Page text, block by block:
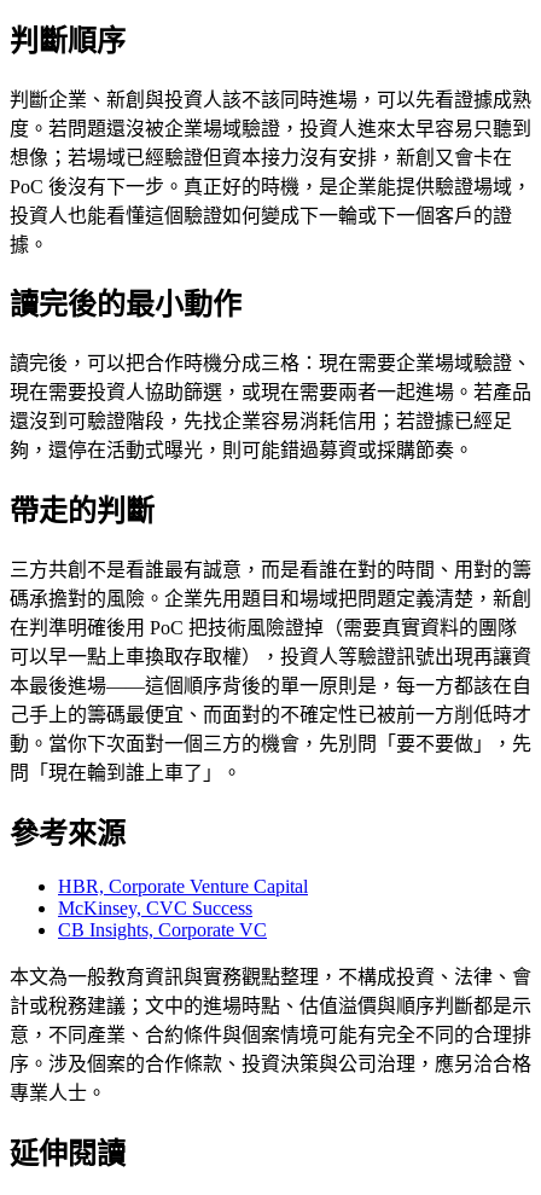
判斷順序
判斷企業、新創與投資人該不該同時進場，可以先看證據成熟
度。若問題還沒被企業場域驗證，投資人進來太早容易只聽到
想像；若場域已經驗證但資本接力沒有安排，新創又會卡在
PoC 後沒有下一步。真正好的時機，是企業能提供驗證場域，
投資人也能看懂這個驗證如何變成下一輪或下一個客戶的證
據。
讀完後的最小動作
讀完後，可以把合作時機分成三格：現在需要企業場域驗證、
現在需要投資人協助篩選，或現在需要兩者一起進場。若產品
還沒到可驗證階段，先找企業容易消耗信用；若證據已經足
夠，還停在活動式曝光，則可能錯過募資或採購節奏。
帶走的判斷
三方共創不是看誰最有誠意，而是看誰在對的時間、用對的籌
碼承擔對的風險。企業先用題目和場域把問題定義清楚，新創
在判準明確後用 PoC 把技術風險證掉（需要真實資料的團隊
可以早一點上車換取存取權），投資人等驗證訊號出現再讓資
本最後進場——這個順序背後的單一原則是，每一方都該在自
己手上的籌碼最便宜、而面對的不確定性已被前一方削低時才
動。當你下次面對一個三方的機會，先別問「要不要做」，先
問「現在輪到誰上車了」。
參考來源
HBR, Corporate Venture Capital
McKinsey, CVC Success
CB Insights, Corporate VC
本文為一般教育資訊與實務觀點整理，不構成投資、法律、會
計或稅務建議；文中的進場時點、估值溢價與順序判斷都是示
意，不同產業、合約條件與個案情境可能有完全不同的合理排
序。涉及個案的合作條款、投資決策與公司治理，應另洽合格
專業人士。
延伸閱讀